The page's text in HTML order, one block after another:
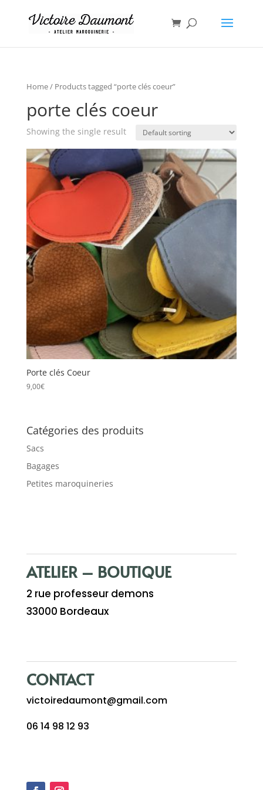
Home/ Products tagged “porte clés coeur”
porte clés coeur
Showing the single result
Porte clés Coeur
9,00€
Catégories des produits
Sacs
Bagages
Petites maroquineries
ATELIER – BOUTIQUE
2 rue professeur demons
33000 Bordeaux
CONTACT
victoiredaumont@gmail.com
06 14 98 12 93